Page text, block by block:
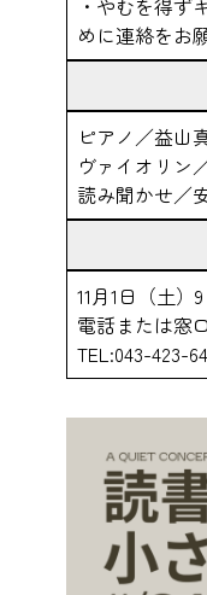
・やむを得ず
めに連絡をお
ピアノ／益山
ヴァイオリン
読み聞かせ／
11月1日（土）
電話または窓
TEL:043-423-